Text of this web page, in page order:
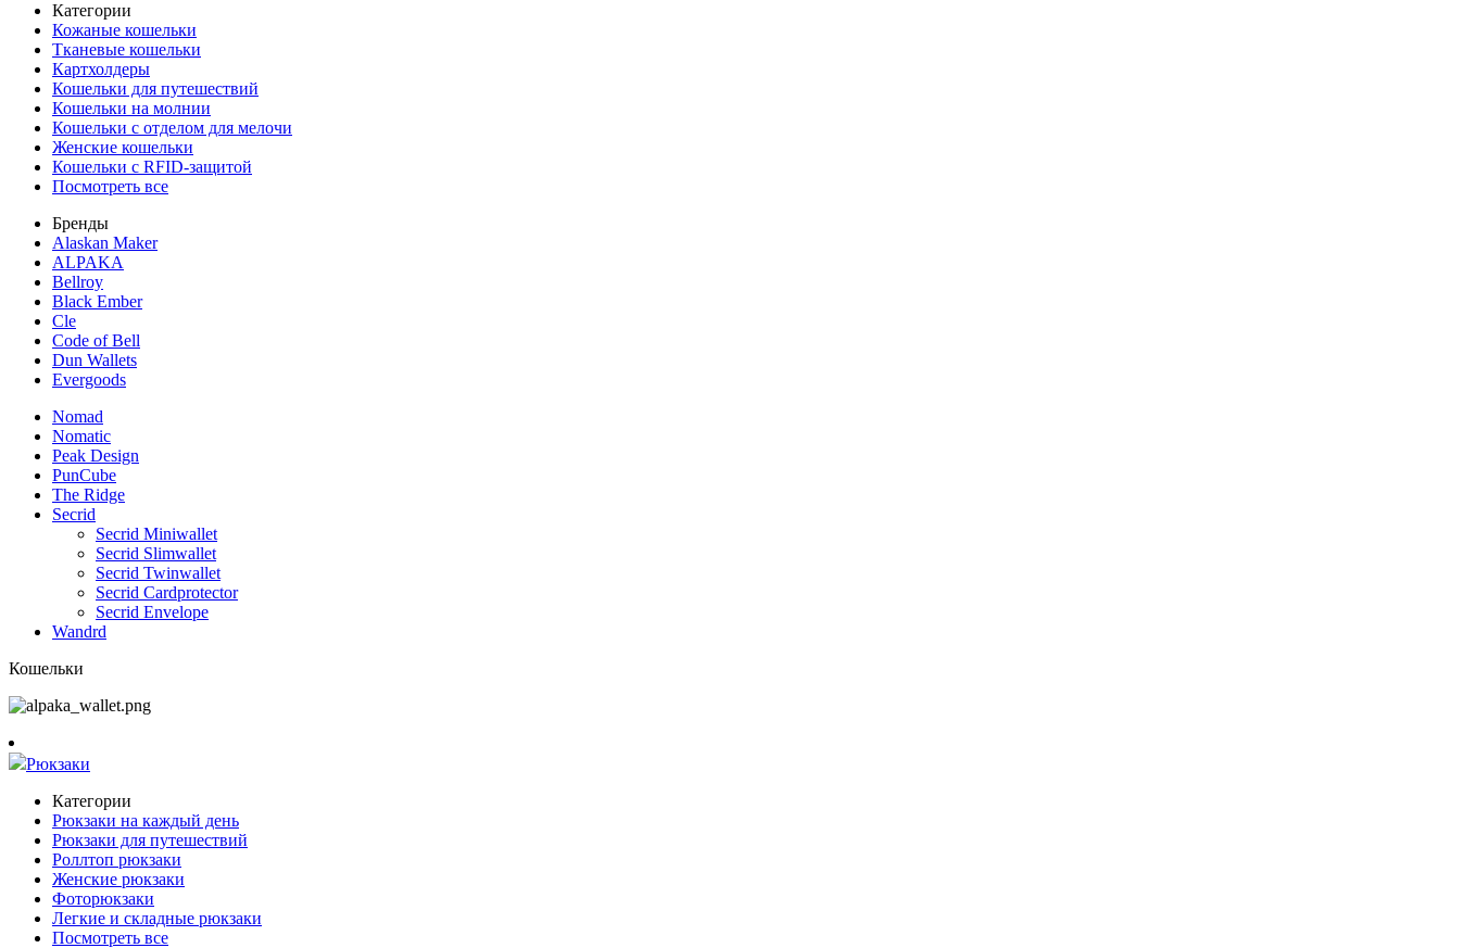
Категории
Кожаные кошельки
Тканевые кошельки
Картхолдеры
Кошельки для путешествий
Кошельки на молнии
Кошельки с отделом для мелочи
Женские кошельки
Кошельки с RFID-защитой
Посмотреть все
Бренды
Alaskan Maker
ALPAKA
Bellroy
Black Ember
Cle
Code of Bell
Dun Wallets
Evergoods
Nomad
Nomatic
Peak Design
PunCube
The Ridge
Secrid
Secrid Miniwallet
Secrid Slimwallet
Secrid Twinwallet
Secrid Cardprotector
Secrid Envelope
Wandrd
Кошельки
Рюкзаки
Категории
Рюкзаки на каждый день
Рюкзаки для путешествий
Роллтоп рюкзаки
Женские рюкзаки
Фоторюкзаки
Легкие и складные рюкзаки
Посмотреть все